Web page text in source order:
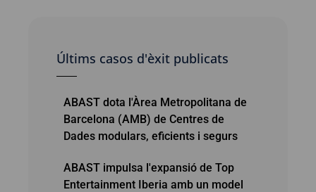
Últims casos d'èxit publicats
ABAST dota l'Àrea Metropolitana de
Barcelona (AMB) de Centres de
Dades modulars, eficients i segurs
ABAST impulsa l'expansió de Top
Entertainment Iberia amb un model